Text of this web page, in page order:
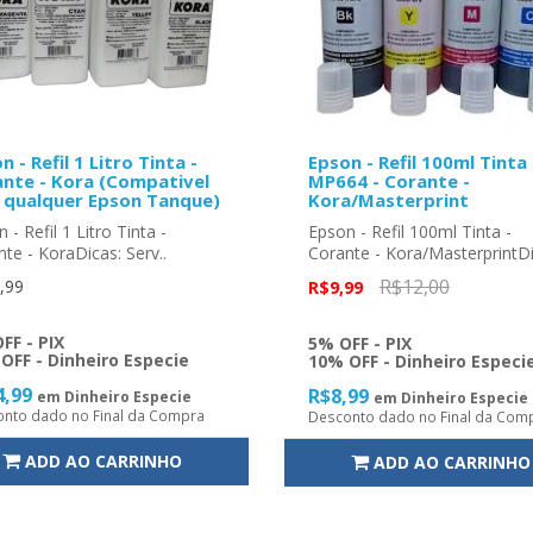
- Refil 1 Litro Tinta -
- Kora (Compativel
Epson Tanque)
- Refil 1 Litro Tinta -
- KoraDicas: Serv..
- PIX
- Dinheiro Especie
em Dinheiro Especie
dado no Final da Compra
ADD AO CARRINHO
Epson - Refil 100ml Tinta
MP664 - Corante -
Kora/Masterprint
Epson - Refil 100ml Tinta -
Corante - Kora/
R$9,99
R$12,00
5% OFF - PIX
10% OFF - Dinheiro
R$8,99 em Dinheiro Especie
Desconto dado no Final da
ADD AO CARRINHO